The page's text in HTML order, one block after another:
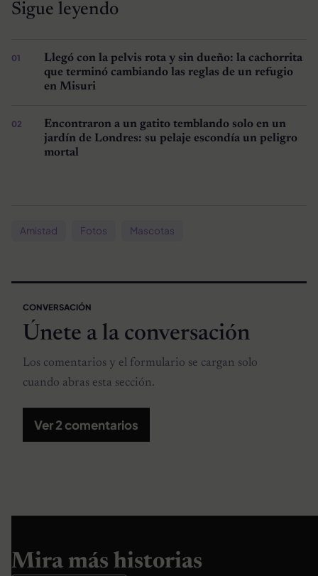
Sigue leyendo
Llegó con la pelvis rota y sin dueño: la cachorrita
que terminó cambiando las reglas de un refugio
en Misuri
Encontraron a un gatito temblando solo en un
jardín de Londres: su pelaje escondía un peligro
mortal
Amistad Fotos Mascotas
CONVERSACIÓN
Únete a la conversación
Los comentarios y el formulario se cargan solo
cuando abras esta sección.
Ver 2 comentarios
Mira más historias